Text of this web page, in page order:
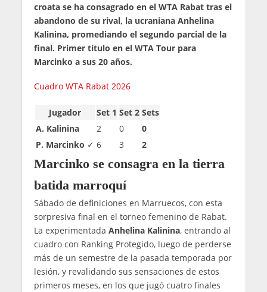
croata se ha consagrado en el WTA Rabat tras el
abandono de su rival, la ucraniana Anhelina
Kalinina, promediando el segundo parcial de la
final. Primer título en el WTA Tour para
Marcinko a sus 20 años.
Cuadro WTA Rabat 2026
Jugador Set 1 Set 2 Sets
A. Kalinina
2 0
0
P. Marcinko ✓ 6 3 2
Marcinko se consagra en la tierra
batida marroquí
Sábado de definiciones en Marruecos, con esta
sorpresiva final en el torneo femenino de Rabat.
La experimentada Anhelina Kalinina, entrando al
cuadro con Ranking Protegido, luego de perderse
más de un semestre de la pasada temporada por
lesión, y revalidando sus sensaciones de estos
primeros meses, en los que jugó cuatro finales